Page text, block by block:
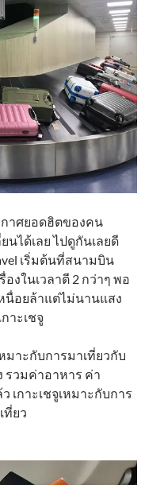
กาศยอดฮิตของคน
นได้เลย ไปดูกันเลยดี
เริ่มต้นที่สนามบิน
งในเวลาตี 2 กว่าๆ พอ
นื่อยล้าแต่ไม่นานแสง
าะเชจู
มาะกับการมาเที่ยวกับ
รวมค่าอาหาร ค่า
เกาะเชจูเหมาะกับการ
ที่ยว